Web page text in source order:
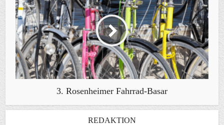
3. Rosenheimer Fahrrad-Basar
REDAKTION